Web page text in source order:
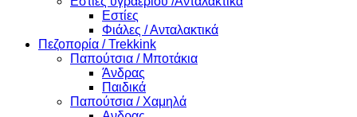
Εστίες
Φιάλες / Ανταλακτικά
Πεζοπορία / Trekkink
Παπούτσια / Μποτάκια
Άνδρας
Παιδικά
Παπούτσια / Χαμηλά